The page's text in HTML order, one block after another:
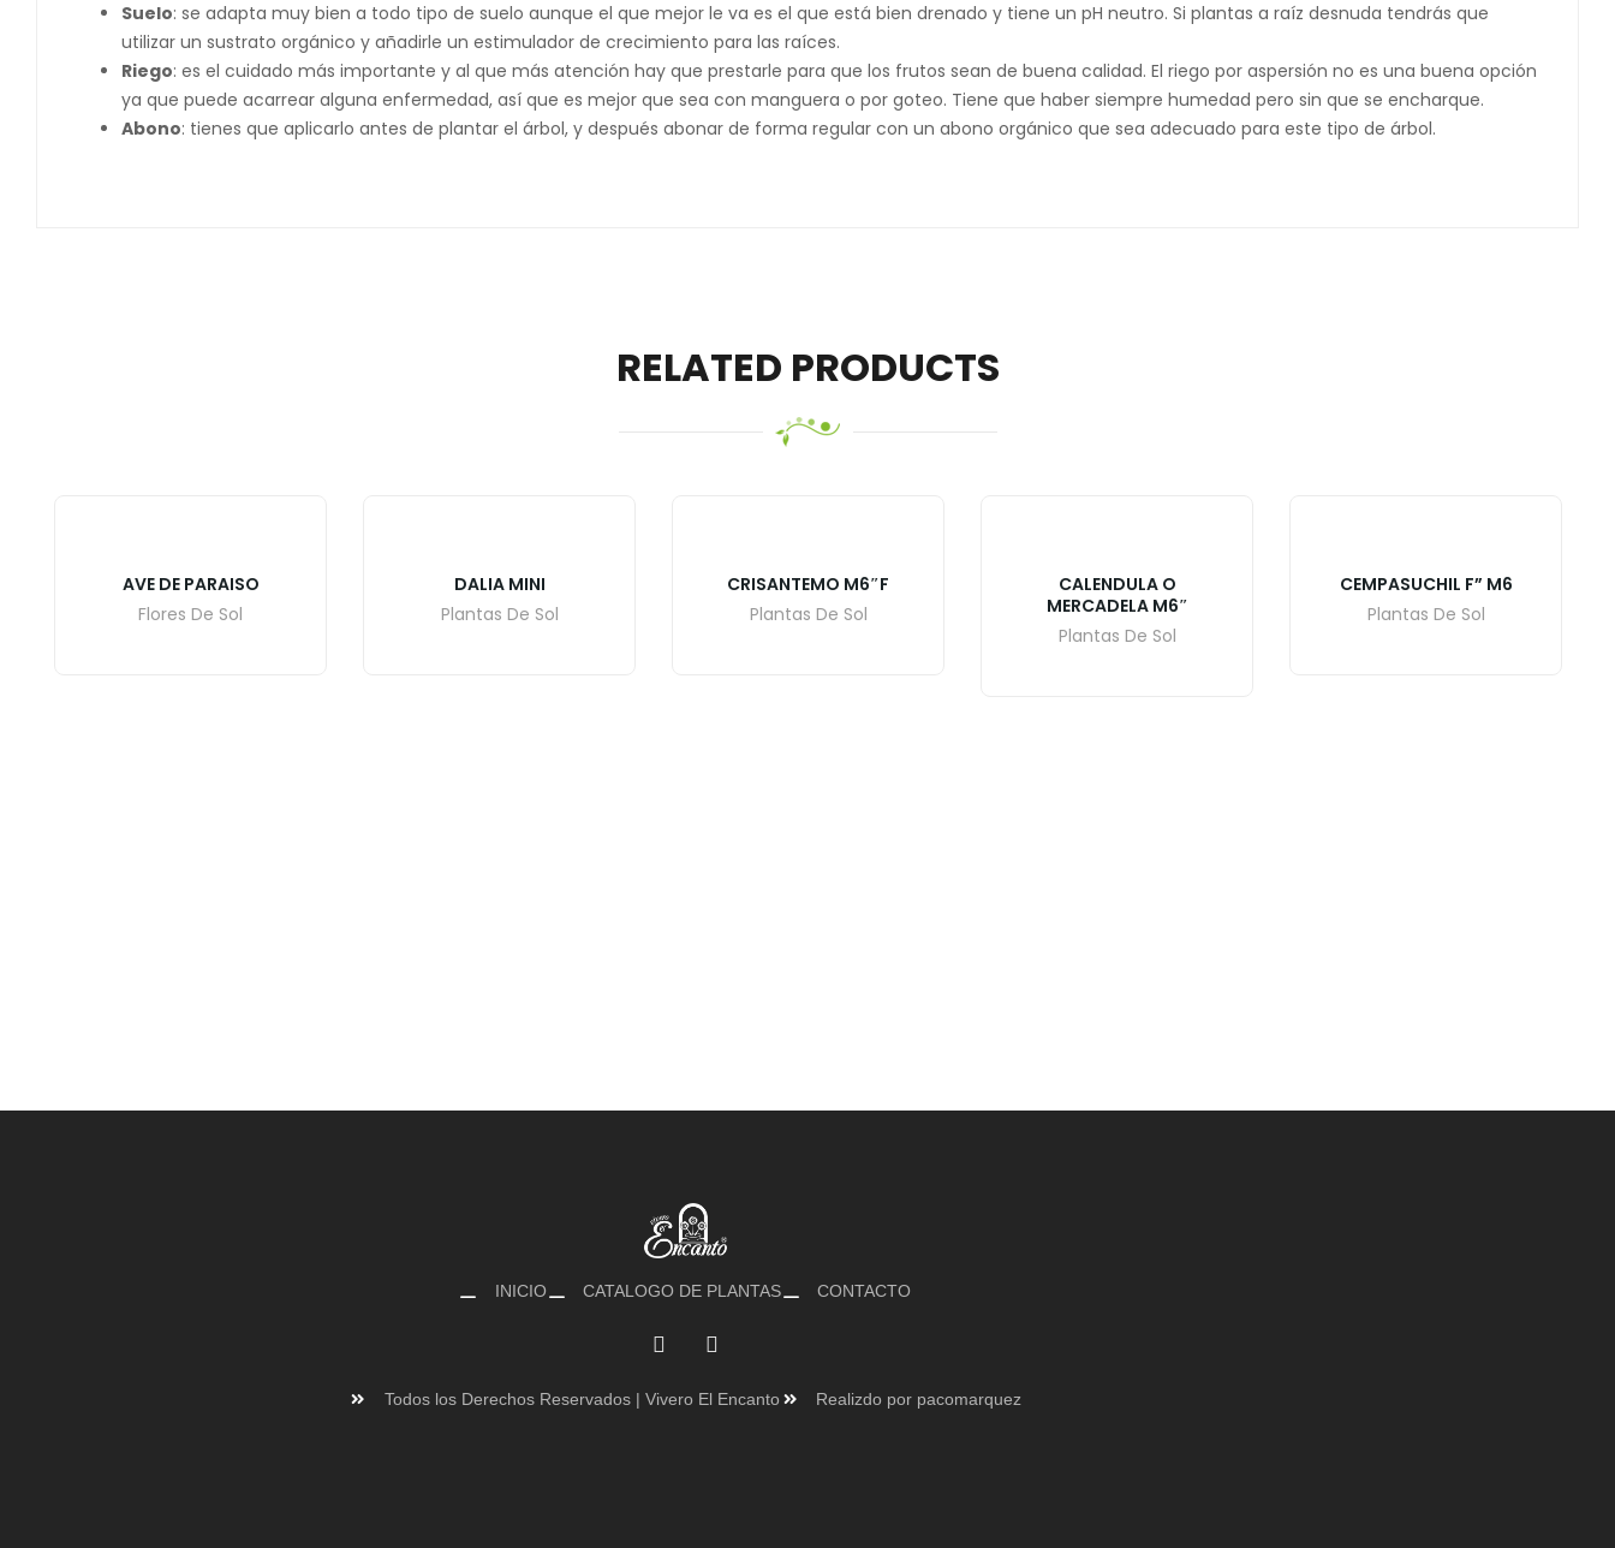
Suelo: se adapta muy bien a todo tipo de suelo aunque el que mejor le va es el que está bien drenado y tiene un pH neutro. Si plantas a raíz desnuda tendrás que
utilizar un sustrato orgánico y añadirle un estimulador de crecimiento para las raíces.
Riego: es el cuidado más importante y al que más atención hay que prestarle para que los frutos sean de buena calidad. El riego por aspersión no es una buena opción
ya que puede acarrear alguna enfermedad, así que es mejor que sea con manguera o por goteo. Tiene que haber siempre humedad pero sin que se encharque.
Abono: tienes que aplicarlo antes de plantar el árbol, y después abonar de forma regular con un abono orgánico que sea adecuado para este tipo de árbol.
RELATED PRODUCTS
AVE DE PARAISO
Flores De Sol
DALIA MINI
Plantas De Sol
CRISANTEMO M6″F
Plantas De Sol
CALENDULA O
MERCADELA M6″
Plantas De Sol
CEMPASUCHIL F” M6
Plantas De Sol
INICIO CATALOGO DE PLANTAS CONTACTO
Todos los Derechos Reservados | Vivero El Encanto Realizdo por pacomarquez